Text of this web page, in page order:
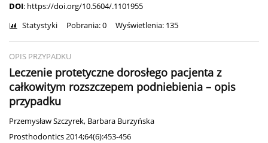
DOI: https://doi.org/10.5604/.1101955
Statystyki Pobrania: 0 Wyświetlenia: 135
OPIS PRZYPADKU
Leczenie protetyczne dorosłego pacjenta z
całkowitym rozszczepem podniebienia – opis
przypadku
Przemysław Szczyrek, Barbara Burzyńska
Prosthodontics 2014;64(6):453-456